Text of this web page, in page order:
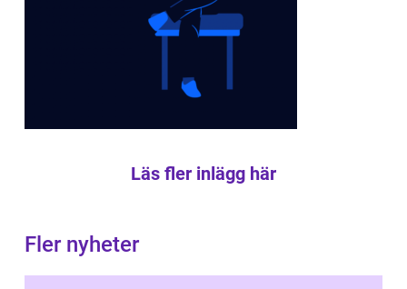
Läs fler inlägg här
Fler nyheter